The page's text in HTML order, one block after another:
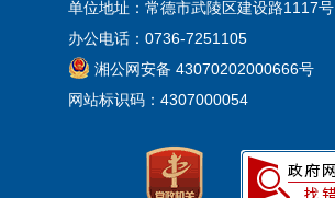
单位地址：常德市武陵区建设路1117号
办公电话：0736-7251105
湘公网安备 43070202000666号
网站标识码：4307000054